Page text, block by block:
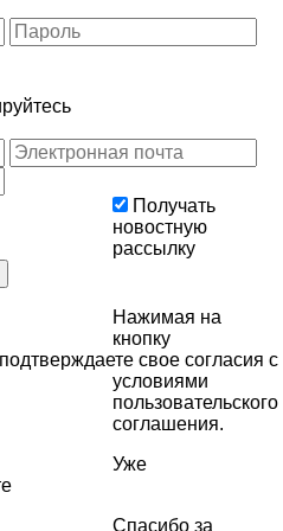
Получать
новостную
рассылку
Нажимая на
кнопку
свое согласия с
условиями
пользовательского
соглашения.
Уже
Спасибо за